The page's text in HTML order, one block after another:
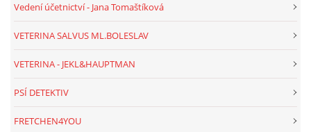
Vedení účetnictví - Jana Tomaštíková
VETERINA SALVUS ML.BOLESLAV
VETERINA - JEKL&HAUPTMAN
PSÍ DETEKTIV
FRETCHEN4YOU